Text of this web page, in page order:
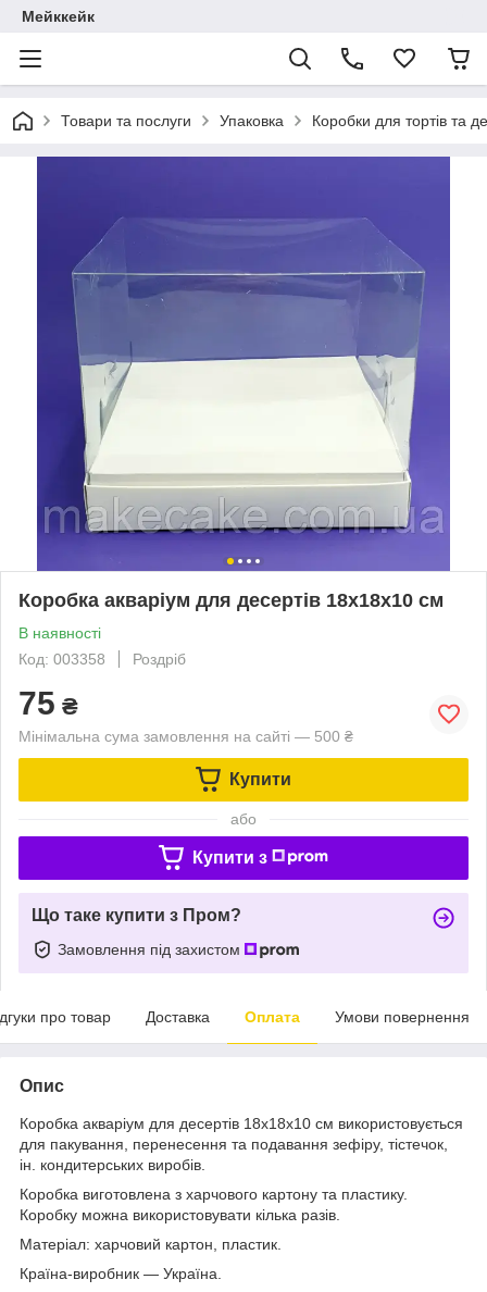
Мейккейк
Товари та послуги Упаковка Коробки для тортів та
Коробка акваріум для десертів 18х18х10 см
В наявності
Код: 003358
Роздріб
75 ₴
Мінімальна сума замовлення на сайті — 500 ₴
Купити
або
Купити з
Що таке купити з Пром?
Замовлення під захистом
про товар Доставка Оплата Умови повернення
Опис
Коробка акваріум для десертів 18х18х10 см використовується
для пакування, перенесення та подавання зефіру, тістечок,
ін. кондитерських виробів.
Коробка виготовлена з харчового картону та пластику.
Коробку можна використовувати кілька разів.
Матеріал: харчовий картон, пластик.
Країна-виробник — Україна.